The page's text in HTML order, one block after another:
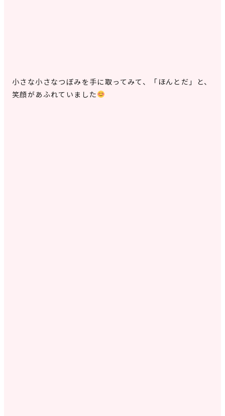
小さな小さなつぼみを手に取ってみて、「ほんとだ」と、
笑顔があふれていました